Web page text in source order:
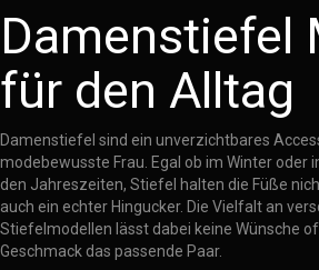
Damenstiefel
für den Alltag
Damenstiefel sind ein unverzichtbares
modebewusste Frau. Egal ob im Winter oder
den Jahreszeiten, Stiefel halten die Füße
auch ein echter Hingucker. Die Vielfalt an
Stiefelmodellen lässt dabei keine Wünsche
Geschmack das passende Paar.